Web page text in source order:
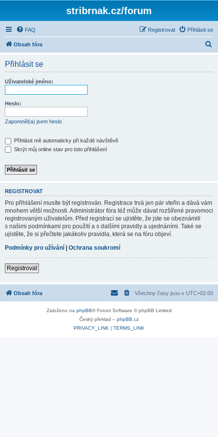
stribrnak.cz/forum
FAQ Přihlásit se
Registrovat
Obsah fóra
Přihlásit se
Uživatelské jméno:
Heslo:
Zapomněl(a) jsem heslo
Přihlásit mě automaticky při každé návštěvě
Skrýt můj online stav pro toto přihlášení
REGISTROVAT
Pro přihlášení musíte být registrován. Registrace trvá jen pár vteřin a dává vám
mnohem větší možnosti. Administrátor fóra též může dávat rozšířené pravomoci
registrovaným uživatelům. Před registrací se ujistěte, že jste se obeznámili
s našimi podmínkami pro použití a s dalšími pravidly a ujednáními. Také se
ujistěte, že si přečtete jakákoliv pravidla, která se na fóru objeví.
Podmínky pro užívání | Ochrana soukromí
Registrovat
Obsah fóra Všechny časy jsou v UTC+02:00
Založeno na phpBB® Forum Software © phpBB Limited
Český překlad – phpBB.cz
PRIVACY_LINK | TERMS_LINK